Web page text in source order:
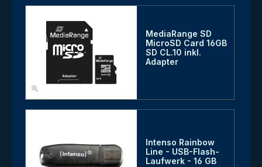
MediaRange SD
MicroSD Card 16GB
SD CL.10 inkl.
Adapter
Intenso Rainbow
Line - USB-Flash-
Laufwerk - 16 GB